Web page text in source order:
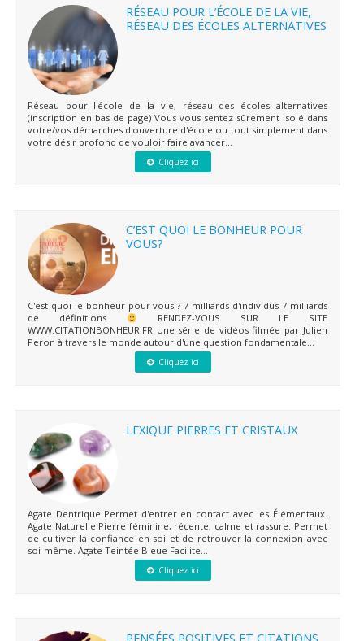
RÉSEAU POUR L’ÉCOLE DE LA VIE,
RÉSEAU DES ÉCOLES ALTERNATIVES
Réseau pour l'école de la vie, réseau des écoles alternatives
(inscription en bas de page) Vous vous sentez sûrement isolé dans
votre/vos démarches d'ouverture d'école ou tout simplement dans
votre désir profond de vouloir faire avancer...
Cliquez ici
C’EST QUOI LE BONHEUR POUR
VOUS?
C'est quoi le bonheur pour vous ? 7 milliards d'individus 7 milliards
de définitions
RENDEZ-VOUS SUR LE SITE
WWW.CITATIONBONHEUR.FR Une série de vidéos filmée par Julien
Peron à travers le monde autour d'une question fondamentale...
Cliquez ici
LEXIQUE PIERRES ET CRISTAUX
Agate Dentrique Permet d'entrer en contact avec les Élémentaux.
Agate Naturelle Pierre féminine, récente, calme et rassure. Permet
de cultiver la confiance en soi et de retrouver la connexion avec
soi-même. Agate Teintée Bleue Facilite...
Cliquez ici